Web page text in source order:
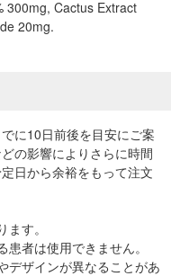
300mg, Cactus Extract
20mg.
に10日前後を目安にご案
の影響によりさらに時間
日から余裕をもって注文
す。
者は使用できません。
デザインが異なることがあ